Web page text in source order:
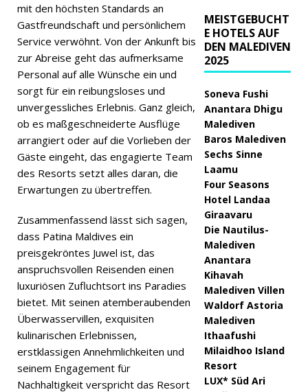
mit den höchsten Standards an
Gastfreundschaft und persönlichem
Service verwöhnt. Von der Ankunft bis
zur Abreise geht das aufmerksame
Personal auf alle Wünsche ein und
sorgt für ein reibungsloses und
unvergessliches Erlebnis. Ganz gleich,
ob es maßgeschneiderte Ausflüge
arrangiert oder auf die Vorlieben der
Gäste eingeht, das engagierte Team
des Resorts setzt alles daran, die
Erwartungen zu übertreffen.
Zusammenfassend lässt sich sagen,
dass Patina Maldives ein
preisgekröntes Juwel ist, das
anspruchsvollen Reisenden einen
luxuriösen Zufluchtsort ins Paradies
bietet. Mit seinen atemberaubenden
Überwasservillen, exquisiten
kulinarischen Erlebnissen,
erstklassigen Annehmlichkeiten und
seinem Engagement für
Nachhaltigkeit verspricht das Resort
MEISTGEBUCHT
E HOTELS AUF
DEN MALEDIVEN
2025
Soneva Fushi
Anantara Dhigu
Malediven
Baros Malediven
Sechs Sinne
Laamu
Four Seasons
Hotel Landaa
Giraavaru
Die Nautilus-
Malediven
Anantara
Kihavah
Malediven Villen
Waldorf Astoria
Malediven
Ithaafushi
Milaidhoo Island
Resort
LUX* Süd Ari